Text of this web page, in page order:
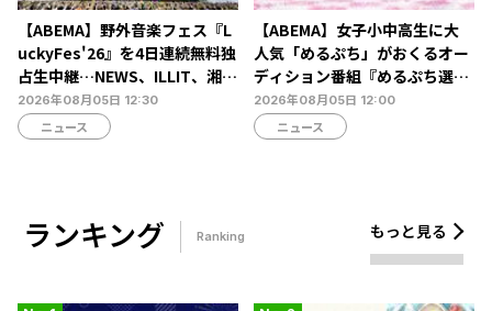
【ABEMA】野外音楽フェス『L
uckyFes'26』を4日連続無料独
占生中継…NEWS、ILLIT、湘南
乃風ら60組以上が集結
2026年08月05日 12:30
ニュース
【ABEMA】女子小中高生に大
人気「めるぷち」がおくるオー
ディション番組『めるぷち選抜
決定戦2026』の生配信が決定
2026年08月05日 12:00
ニュース
ランキング Ranking もっと見る